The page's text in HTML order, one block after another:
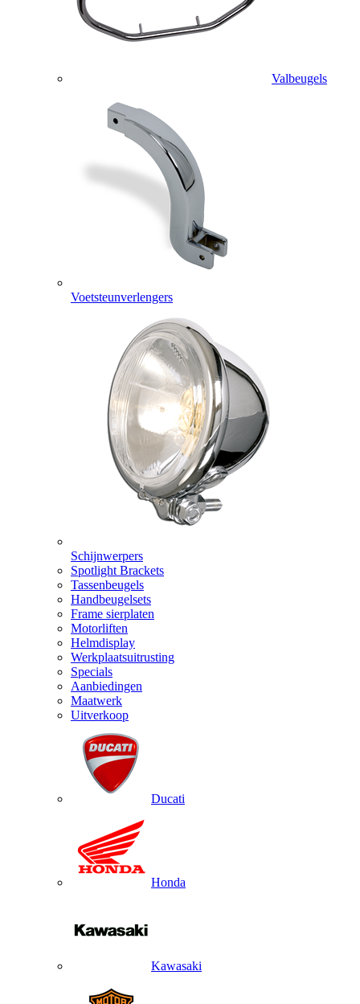
Valbeugels
Voetsteunverlengers
Schijnwerpers
Spotlight Brackets
Tassenbeugels
Handbeugelsets
Frame sierplaten
Motorliften
Helmdisplay
Werkplaatsuitrusting
Specials
Aanbiedingen
Maatwerk
Uitverkoop
Ducati
Honda
Kawasaki